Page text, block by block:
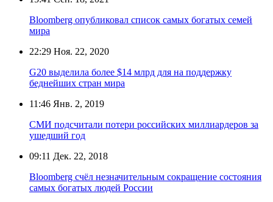
Bloomberg опубликовал список самых богатых семей
мира
22:29 Ноя. 22, 2020
G20 выделила более $14 млрд для на поддержку
беднейших стран мира
11:46 Янв. 2, 2019
СМИ подсчитали потери российских миллиардеров за
ушедший год
09:11 Дек. 22, 2018
Bloomberg счёл незначительным сокращение состояния
самых богатых людей России